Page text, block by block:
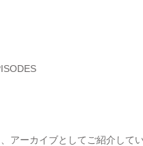
アーカイブとしてご紹介して